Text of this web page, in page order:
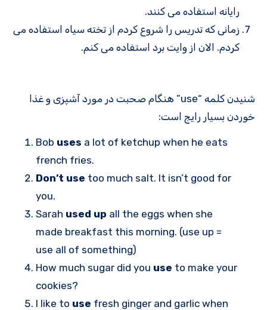
رایانه استفاده می کنند.
زمانی که تدریس را شروع کردم از تخته سیاه استفاده می
کردم. الان از وایت برد استفاده می کنم.
شنیدن کلمه “use” هنگام صحبت در مورد آشپزی و غذا
خوردن بسیار رایج است:
Bob uses a lot of ketchup when he eats
french fries.
Don’t use too much salt. It isn’t good for
you.
Sarah used up all the eggs when she
made breakfast this morning. (use up =
use all of something)
How much sugar did you use to make your
cookies?
I like to use fresh ginger and garlic when